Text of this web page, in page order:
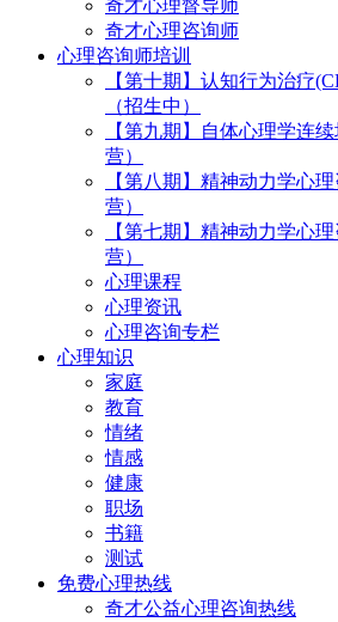
奇才心理督导师
奇才心理咨询师
心理咨询师培训
【第十期】认知行为治疗
（招生中）
【第九期】自体心理学连
营）
【第八期】精神动力学心
营）
【第七期】精神动力学心
营）
心理课程
心理资讯
心理咨询专栏
心理知识
家庭
教育
情绪
情感
健康
职场
书籍
测试
免费心理热线
奇才公益心理咨询热线